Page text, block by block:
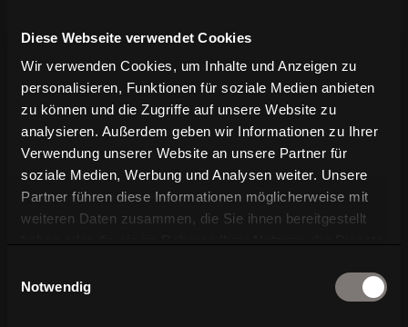
Diese Webseite verwendet Cookies
Wir verwenden Cookies, um Inhalte und Anzeigen zu
personalisieren, Funktionen für soziale Medien anbieten
zu können und die Zugriffe auf unsere Website zu
analysieren. Außerdem geben wir Informationen zu Ihrer
Verwendung unserer Website an unsere Partner für
soziale Medien, Werbung und Analysen weiter. Unsere
Partner führen diese Informationen möglicherweise mit
weiteren Daten zusammen, die Sie ihnen bereitgestellt
Notwendig
Produktentwicklungen
N
Vorankündigungen für Messen und
Events
N
Branchennews aus Architektur und
Design